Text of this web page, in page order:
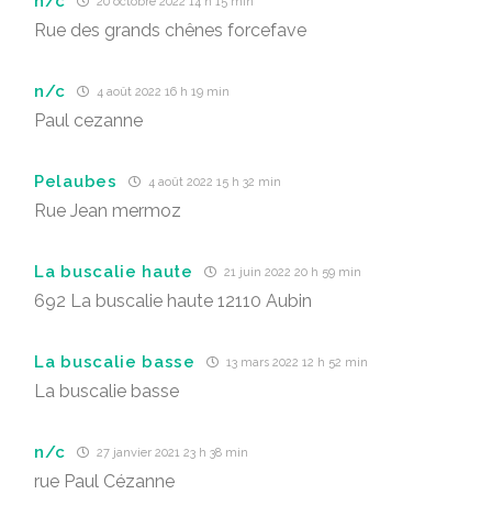
Rue des grands chênes forcefave
n/c 4 août 2022 16 h 19 min
Paul cezanne
Pelaubes 4 août 2022 15 h 32 min
Rue Jean mermoz
La buscalie haute 21 juin 2022 20 h 59 min
692 La buscalie haute 12110 Aubin
La buscalie basse 13 mars 2022 12 h 52 min
La buscalie basse
n/c 27 janvier 2021 23 h 38 min
rue Paul Cézanne